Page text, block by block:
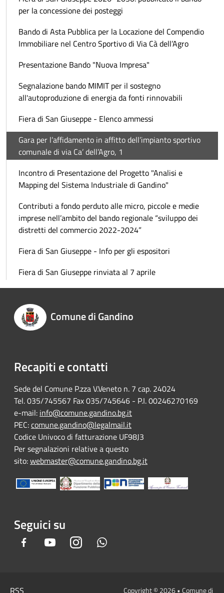
per la concessione dei posteggi
Bando di Asta Pubblica per la Locazione del Compendio
Immobiliare nel Centro Sportivo di Via Cà dell’Agro
Presentazione Bando "Nuova Impresa"
Segnalazione bando MIMIT per il sostegno
all'autoproduzione di energia da fonti rinnovabili
Fiera di San Giuseppe - Elenco ammessi
Gara per l’affidamento in affitto dell’impianto sportivo
comunale di via Ca’ dell’Agro, 1
Incontro di Presentazione del Progetto "Analisi e
Mapping del Sistema Industriale di Gandino"
Contributi a fondo perduto alle micro, piccole e medie
imprese nell’ambito del bando regionale “sviluppo dei
distretti del commercio 2022-2024”
Fiera di San Giuseppe - Info per gli espositori
Fiera di San Giuseppe rinviata al 7 aprile
Comune di Gandino
Recapiti e contatti
Sede del Comune P.zza V.Veneto n. 7 cap. 24024
Tel. 035/745567 Fax 035/745646 - P.I. 00246270169
e-mail: info@comune.gandino.bg.it
PEC:comune.gandino@legalmail.it
Codice Univoco di fatturazione UF98J3
Per segnalazioni relative a questo
sito:webmaster@comune.gandino.bg.it
Seguici su
Facebook YoutubeInstagram
RSS Copyright © 2026 • Comune di